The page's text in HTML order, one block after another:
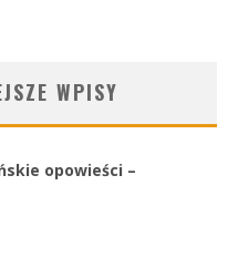
WPISY
opowieści –